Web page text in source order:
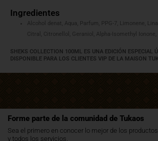
Ingredientes
Alcohol denat, Aqua, Parfum, PPG-7, Limonene,
Citral, Citronellol, Geraniol, Alpha-Isomethyl Ionone,
SHEKS COLLECTION 100ML ES UNA EDICIÓN ESPECIAL
DISPONIBLE PARA LOS CLIENTES VIP DE LA MAISON
Forme parte de la comunidad de Tukaos
Sea el primero en conocer lo mejor de los
y todos los servicios.